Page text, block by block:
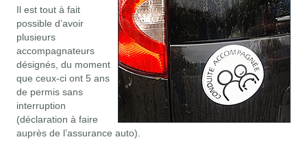
Il est tout à fait
possible d’avoir
plusieurs
accompagnateurs
désignés, du moment
que ceux-ci ont 5 ans
de permis sans
interruption
(déclaration à faire
auprès de l’assurance auto).